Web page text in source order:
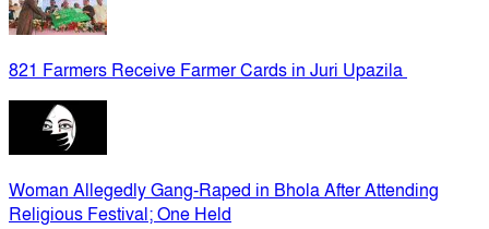
821 Farmers Receive Farmer Cards in Juri Upazila
Woman Allegedly Gang-Raped in Bhola After Attending
Religious Festival; One Held